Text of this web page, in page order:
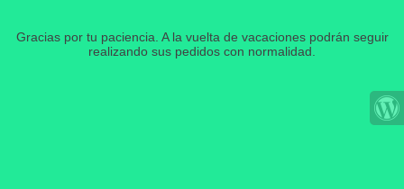
Gracias por tu paciencia. A la vuelta de vacaciones podrán seguir
realizando sus pedidos con normalidad.